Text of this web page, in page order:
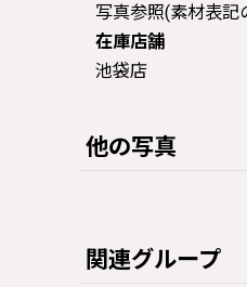
写真参照(素材表記
在庫店舗
池袋店
他の写真
関連グループ